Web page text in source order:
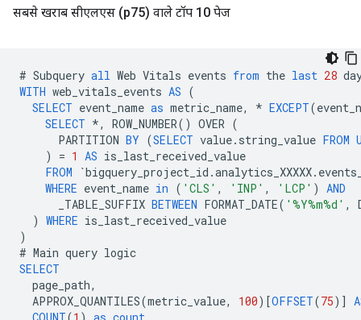
सबसे खराब सीएलएस (p75) वाले टॉप 10 पेज
# Subquery all Web Vitals events from the last 28
WITH web_vitals_events AS (
SELECT event_name as metric_name, * EXCEPT(
SELECT *, ROW_NUMBER() OVER (
PARTITION BY (SELECT value. string_value FROM
)
= 1 AS is_last_received_value
FROM
`bigquery_project_id .analytics_XXXXX.
WHERE event_name in ( 'CLS' , 'INP' , 'LCP' )
AND
_TABLE_SUFFIX BETWEEN FORMAT_DATE( '%Y%m%d' ,
) WHERE is_last_received_value
)
# Main query logic
SELECT
page_path,
APPROX_QUANTILES(metric_value, 100)[OFFSET(75)]